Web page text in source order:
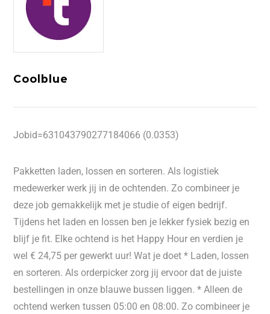
Coolblue
Jobid=631043790277184066 (0.0353)
Pakketten laden, lossen en sorteren. Als logistiek
medewerker werk jij in de ochtenden. Zo combineer je
deze job gemakkelijk met je studie of eigen bedrijf.
Tijdens het laden en lossen ben je lekker fysiek bezig en
blijf je fit. Elke ochtend is het Happy Hour en verdien je
wel € 24,75 per gewerkt uur! Wat je doet * Laden, lossen
en sorteren. Als orderpicker zorg jij ervoor dat de juiste
bestellingen in onze blauwe bussen liggen. * Alleen de
ochtend werken tussen 05:00 en 08:00. Zo combineer je